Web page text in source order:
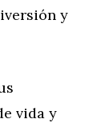
y
vida y